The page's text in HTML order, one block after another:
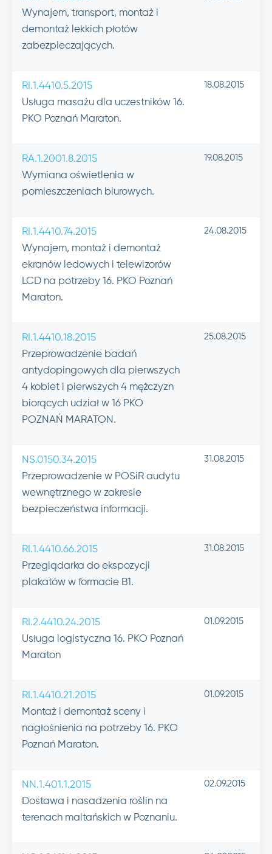
Wynajem, transport, montaż i
demontaż lekkich płotów
zabezpieczających.
RI.1.4410.5.2015
Usługa masażu dla uczestników 16.
PKO Poznań Maraton.
18.08.2015
RA.1.2001.8.2015
Wymiana oświetlenia w
pomieszczeniach biurowych.
19.08.2015
RI.1.4410.74.2015
Wynajem, montaż i demontaż
ekranów ledowych i telewizorów
LCD na potrzeby 16. PKO Poznań
Maraton.
24.08.2015
RI.1.4410.18.2015
Przeprowadzenie badań
antydopingowych dla pierwszych
4 kobiet i pierwszych 4 mężczyzn
biorących udział w 16 PKO
POZNAŃ MARATON.
25.08.2015
NS.0150.34.2015
Przeprowadzenie w POSiR audytu
wewnętrznego w zakresie
bezpieczeństwa informacji.
31.08.2015
RI.1.4410.66.2015
Przeglądarka do ekspozycji
plakatów w formacie B1.
31.08.2015
RI.2.4410.24.2015
Usługa logistyczna 16. PKO Poznań
Maraton
01.09.2015
RI.1.4410.21.2015
Montaż i demontaż sceny i
nagłośnienia na potrzeby 16. PKO
Poznań Maraton.
01.09.2015
NN.1.401.1.2015
Dostawa i nasadzenia roślin na
terenach maltańskich w Poznaniu.
02.09.2015